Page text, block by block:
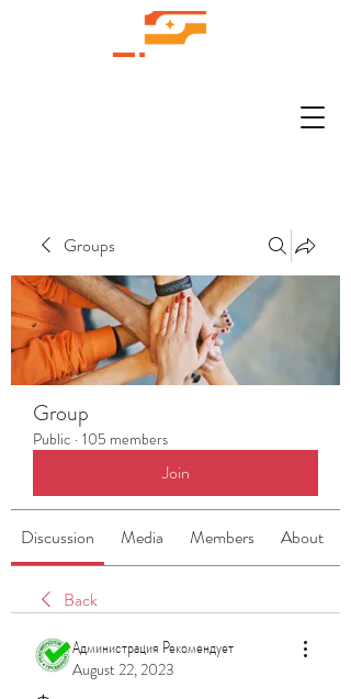
Groups
Group
Public · 105 members
Join
Discussion Media Members About
Back
Администрация Рекомендует
August 22, 2023